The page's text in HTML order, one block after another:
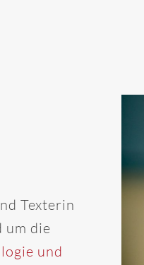
Texterin
um die
und